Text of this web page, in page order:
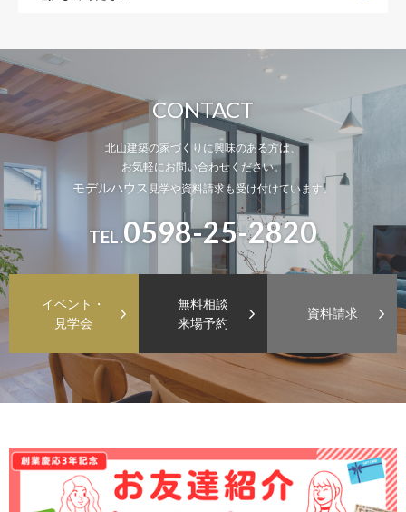
CONTACT
北山建築の家づくりに興味のある方は、
お気軽にお問い合わせください。
モデルハウス 見学や資料請求も受け付けています。
TEL.0598-25-2820
イベント・
見学会
無料相談
来場予約
資料請求